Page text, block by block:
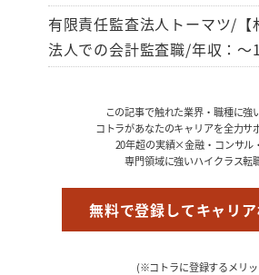
有限責任監査法人トーマツ/【
法人での会計監査職/年収：
この記事で触れた業界・職種に強
コトラがあなたのキャリアを全力サ
20年超の実績×金融・コンサル
専門領域に強いハイクラス転
無料で登録してキャリ
(※コトラに登録するメリッ